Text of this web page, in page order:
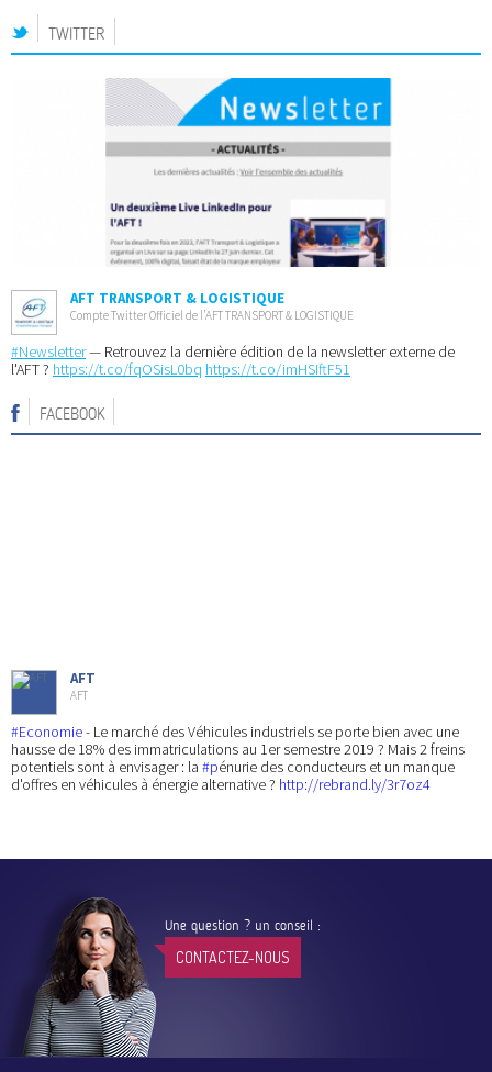
TWITTER
AFT TRANSPORT & LOGISTIQUE
Compte Twitter Officiel de l’AFT TRANSPORT & LOGISTIQUE
#Newsletter— Retrouvez la dernière édition de la newsletter externe de
l'AFT ? https://t.co/fqOSisL0bq https://t.co/imHSIftF51
FACEBOOK
AFT
AFT
#Economie- Le marché des Véhicules industriels se porte bien avec une
hausse de 18% des immatriculations au 1er semestre 2019 ? Mais 2 freins
potentiels sont à envisager : la #pénurie des conducteurs et un manque
d'offres en véhicules à énergie alternative ? http://rebrand.ly/3r7oz4
Une question ? un conseil :
CONTACTEZ-NOUS